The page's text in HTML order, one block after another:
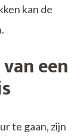
kan de
een
te gaan, zijn